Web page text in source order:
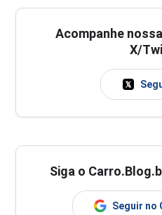
Acompanhe
X/
Siga o
Seguir no